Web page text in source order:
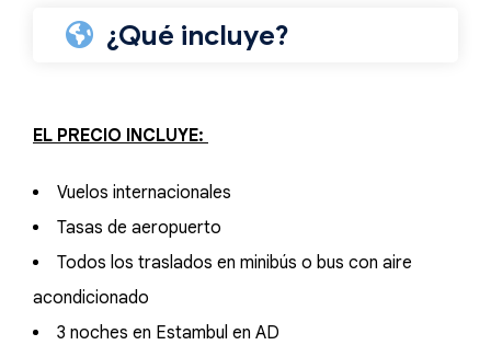
¿Qué incluye?
EL PRECIO INCLUYE:
Vuelos internacionales
Tasas de aeropuerto
Todos los traslados en minibús o bus con aire
acondicionado
3 noches en Estambul en AD